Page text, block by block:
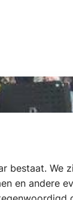
We
en andere